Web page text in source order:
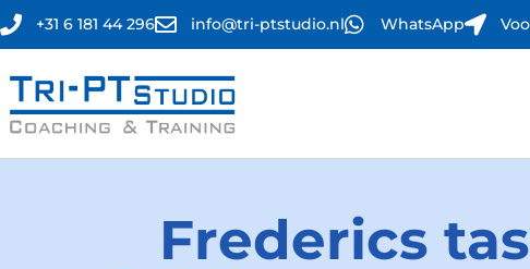
+31 6 181 44 296 info@tri-ptstudio.nl WhatsApp
Frederics